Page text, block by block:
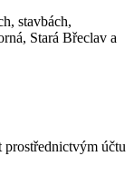
stavbách,
Stará Břeclav a
prostřednictvým účtu